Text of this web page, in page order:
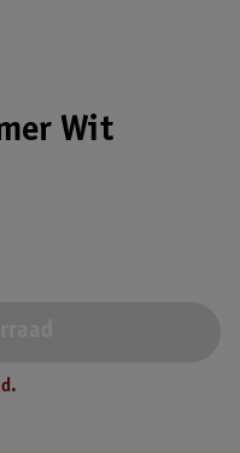
Wit